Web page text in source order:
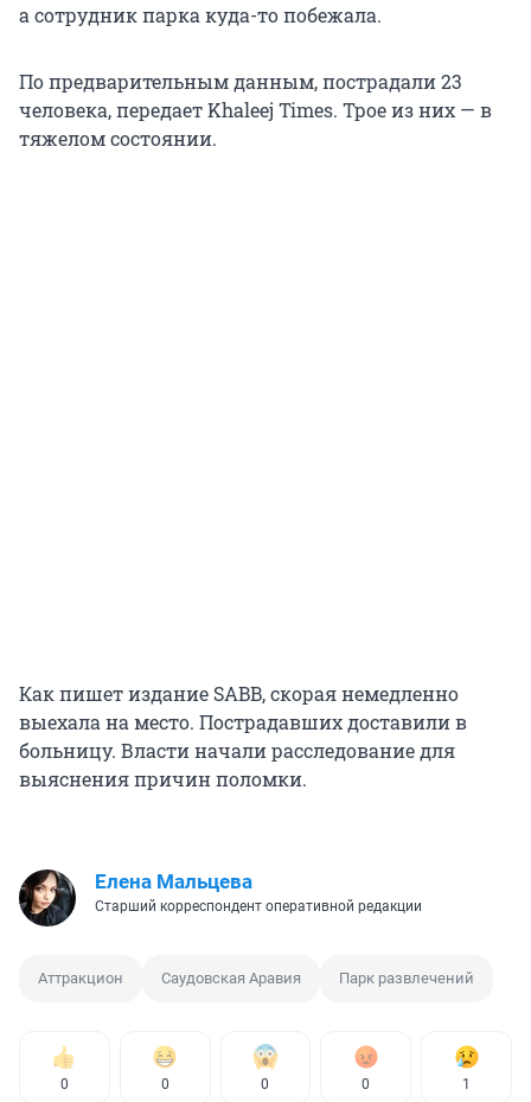
а сотрудник парка куда-то побежала.
По предварительным данным, пострадали 23
человека, передает Khaleej Times. Трое из них — в
тяжелом состоянии.
Как пишет издание SABB, скорая немедленно
выехала на место. Пострадавших доставили в
больницу. Власти начали расследование для
выяснения причин поломки.
Елена Мальцева
Старший корреспондент оперативной редакции
Аттракцион Саудовская Аравия Парк развлечений
0 0 0 0 1